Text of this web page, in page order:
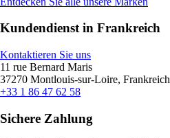
Kundendienst in Frankreich
Kontaktieren Sie uns
11 rue Bernard Maris
37270 Montlouis-sur-Loire, Frankreich
+33 1 86 47 62 58
Sichere Zahlung